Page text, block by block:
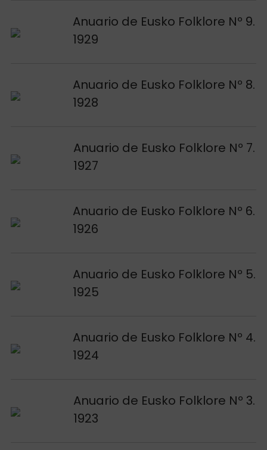
Anuario de Eusko Folklore Nº 9.
1929
Voir publication
Anuario de Eusko Folklore Nº 8.
1928
Voir publication
Anuario de Eusko Folklore Nº 7.
1927
Voir publication
Anuario de Eusko Folklore Nº 6.
1926
Voir publication
Anuario de Eusko Folklore Nº 5.
1925
Voir publication
Anuario de Eusko Folklore Nº 4.
1924
Voir publication
Anuario de Eusko Folklore Nº 3.
1923
Voir publication